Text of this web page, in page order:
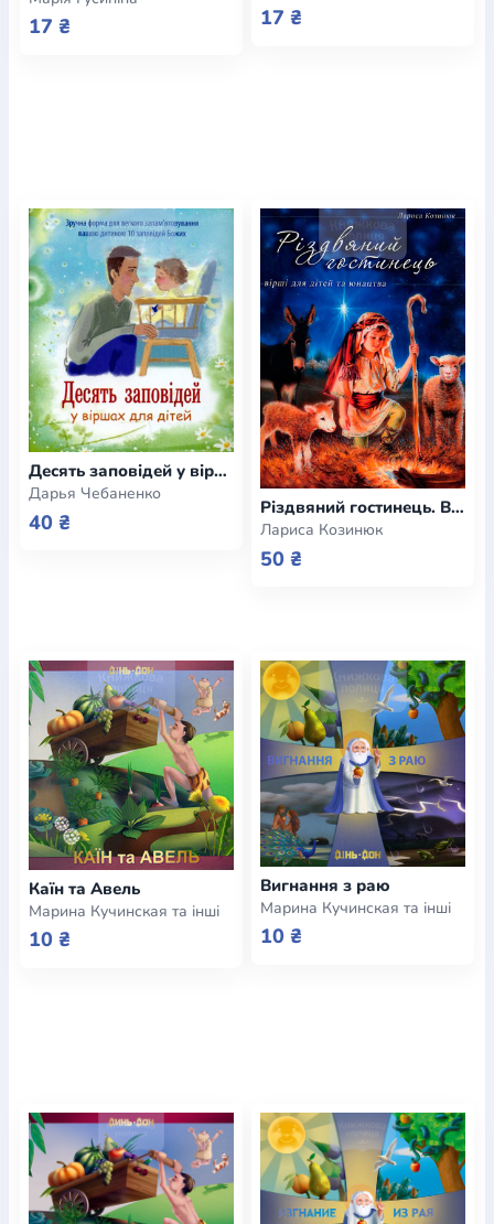
17 ₴ 17 ₴
Десять заповідей у віршах для дітей
Дарья Чебаненко
40 ₴
Різдвяний гостинець. Вірші для дітей та юнацтва
Лариса Козинюк
50 ₴
Каїн та Авель
Марина Кучинская та інші
10 ₴
Вигнання з раю
Марина Кучинская та інші
10 ₴